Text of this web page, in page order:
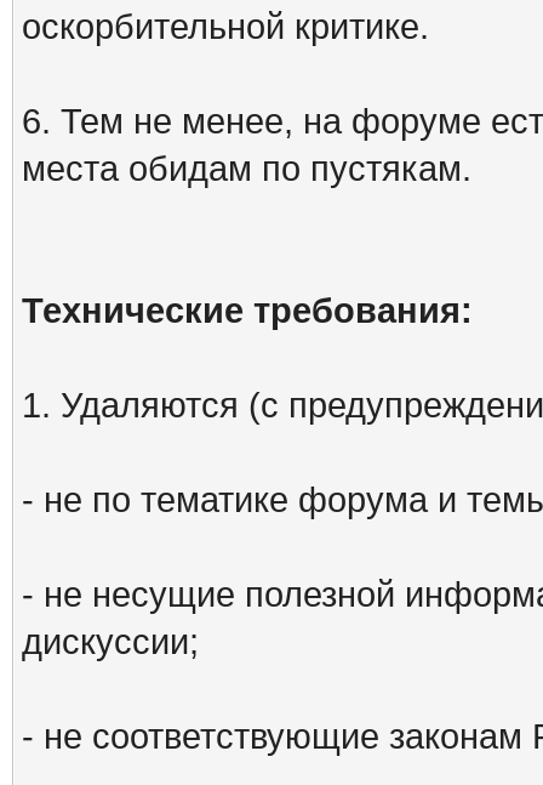
оскорбительной критике.
6. Тем не менее, на форуме
места обидам по пустякам.
Технические требования:
1. Удаляются (с
- не по тематике форума и
- не несущие полезной
дискуссии;
- не соответствующие законам